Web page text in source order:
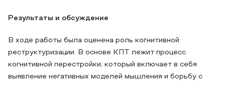
Результаты и обсуждение
В ходе работы была оценена роль когнитивной
реструктуризации. В основе КПТ лежит процесс
когнитивной перестройки, который включает в себя
выявление негативных моделей мышления и борьбу с